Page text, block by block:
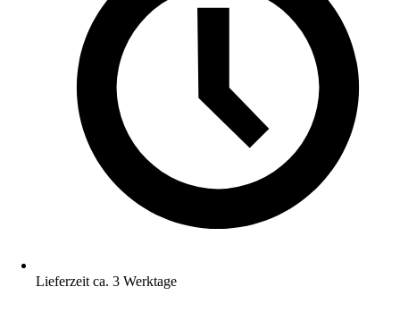
Lieferzeit ca. 3 Werktage